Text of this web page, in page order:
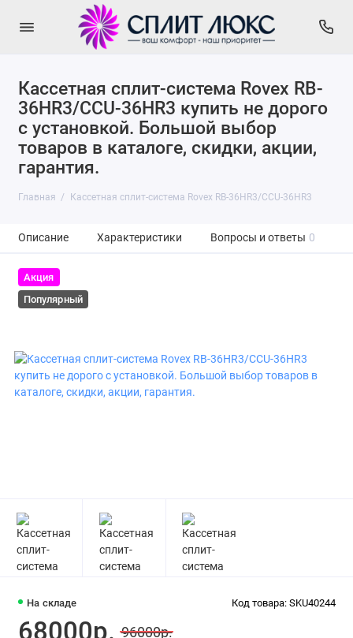
Кассетная сплит-система Rovex RB-
36HR3/CCU-36HR3 купить не дорого
с установкой. Большой выбор
товаров в каталоге, скидки, акции,
гарантия.
Главная Кассетная сплит-система Rovex RB-36HR3/CCU-36HR3
Описание Характеристики Вопросы и ответы 0
Акция
Популярный
На складе Код товара: SKU40244
68000р. 96000р.